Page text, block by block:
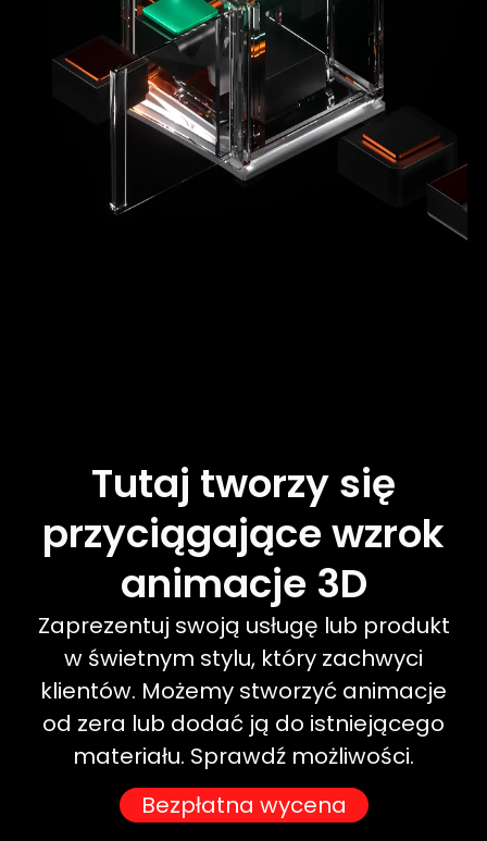
Tutaj tworzysię
przyciągającewzrok
animacje 3D
Zaprezentuj swoją usługę lub produkt
w świetnym stylu, który zachwyci
klientów. Możemy stworzyć animacje
od zera lub dodać ją do istniejącego
materiału. Sprawdź możliwości.
Bezpłatna wycena